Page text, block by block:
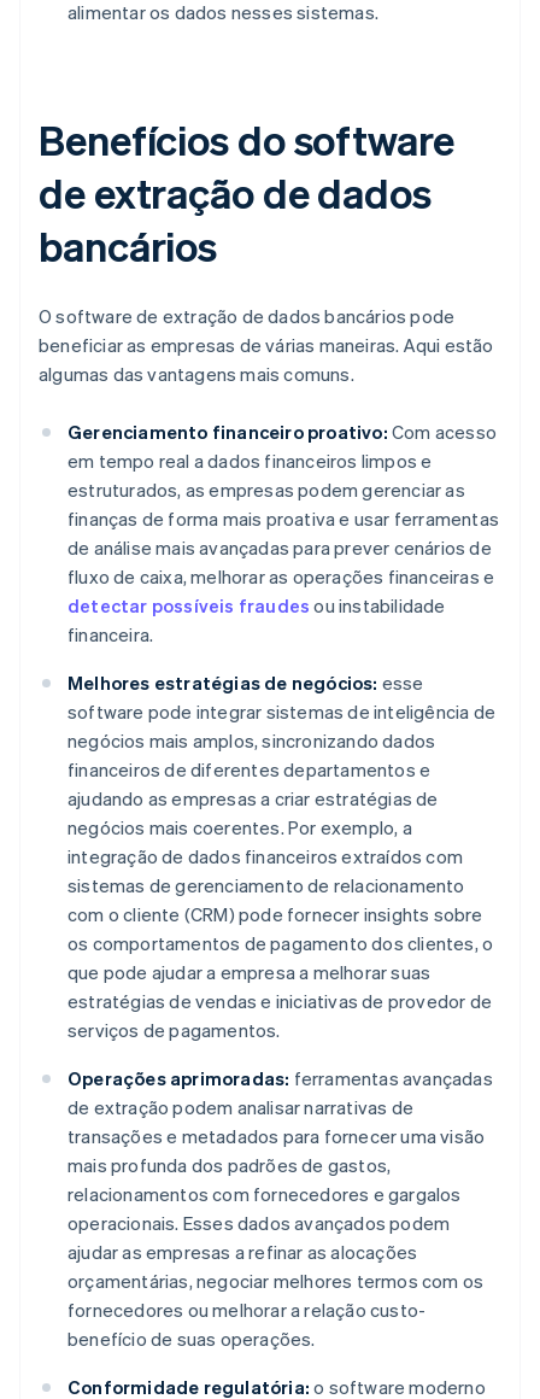
alimentar os dados nesses sistemas.
Benefícios do software
de extração de dados
bancários
O software de extração de dados bancários pode
beneficiar as empresas de várias maneiras. Aqui estão
algumas das vantagens mais comuns.
Gerenciamento financeiro proativo: Com acesso
em tempo real a dados financeiros limpos e
estruturados, as empresas podem gerenciar as
finanças de forma mais proativa e usar ferramentas
de análise mais avançadas para prever cenários de
fluxo de caixa, melhorar as operações financeiras e
detectar possíveis fraudes ou instabilidade
financeira.
Melhores estratégias de negócios: esse
software pode integrar sistemas de inteligência de
negócios mais amplos, sincronizando dados
financeiros de diferentes departamentos e
ajudando as empresas a criar estratégias de
negócios mais coerentes. Por exemplo, a
integração de dados financeiros extraídos com
sistemas de gerenciamento de relacionamento
com o cliente (CRM) pode fornecer insights sobre
os comportamentos de pagamento dos clientes, o
que pode ajudar a empresa a melhorar suas
estratégias de vendas e iniciativas de provedor de
serviços de pagamentos.
Operações aprimoradas: ferramentas avançadas
de extração podem analisar narrativas de
transações e metadados para fornecer uma visão
mais profunda dos padrões de gastos,
relacionamentos com fornecedores e gargalos
operacionais. Esses dados avançados podem
ajudar as empresas a refinar as alocações
orçamentárias, negociar melhores termos com os
fornecedores ou melhorar a relação custo-
benefício de suas operações.
Conformidade regulatória: o software moderno